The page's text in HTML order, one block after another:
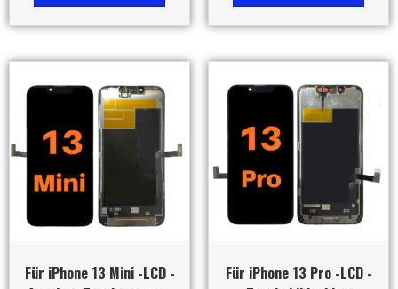
Für iPhone 13 Mini -LCD -
Für iPhone 13 Pro -LCD -